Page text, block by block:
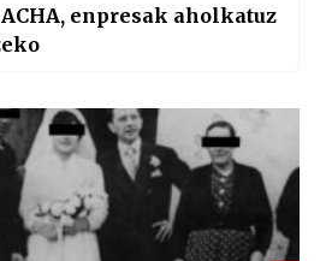
ACHA, enpresak aholkatuz